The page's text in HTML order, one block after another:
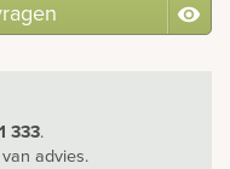
333.
advies.